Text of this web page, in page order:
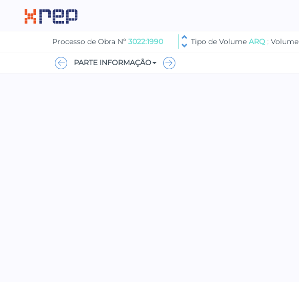
Processo de Obra Nº 3022:1990 Tipo de Volume ARQ ; Volume
PARTE INFORMAÇÃO